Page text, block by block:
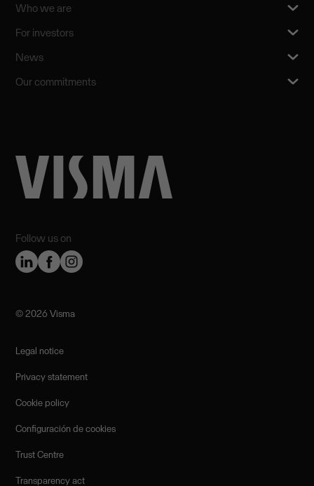
Follow us on
Who we are
For investors
News
Our commitments
©️ 2026 Visma
Legal notice
Privacy statement
Cookie policy
Configuración de cookies
Trust Centre
Transparency act